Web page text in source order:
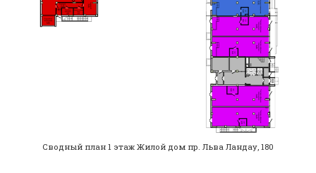
Сводный план 1 этаж Жилой дом пр. Льва Ландау, 180